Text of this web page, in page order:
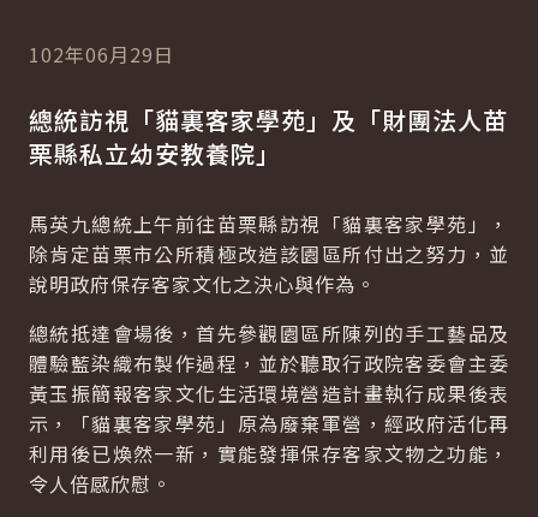
102年06月29日
總統訪視「貓裏客家學苑」及「財團法人苗
栗縣私立幼安教養院」
馬英九總統上午前往苗栗縣訪視「貓裏客家學苑」，
除肯定苗栗市公所積極改造該園區所付出之努力，並
說明政府保存客家文化之決心與作為。
總統抵達會場後，首先參觀園區所陳列的手工藝品及
體驗藍染織布製作過程，並於聽取行政院客委會主委
黃玉振簡報客家文化生活環境營造計畫執行成果後表
示，「貓裏客家學苑」原為廢棄軍營，經政府活化再
利用後已煥然一新，實能發揮保存客家文物之功能，
令人倍感欣慰。